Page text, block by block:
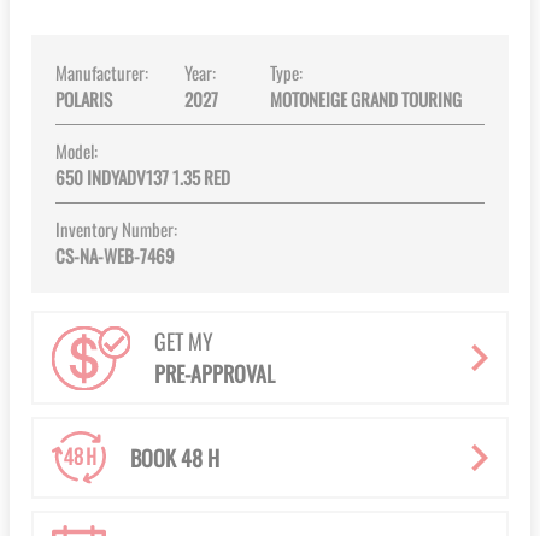
Manufacturer:
POLARIS
Year:
2027
Type:
MOTONEIGE GRAND TOURING
Model:
650 INDYADV137 1.35 RED
Inventory Number:
CS-NA-WEB-7469
GET MY
PRE-APPROVAL
BOOK 48 H